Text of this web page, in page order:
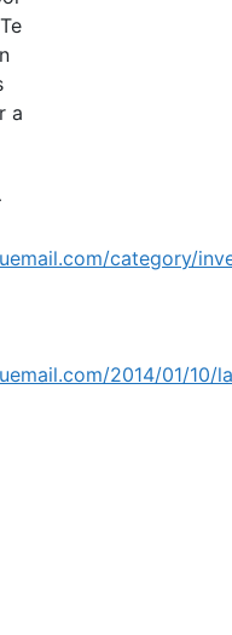
a
category/
2014/01/10/